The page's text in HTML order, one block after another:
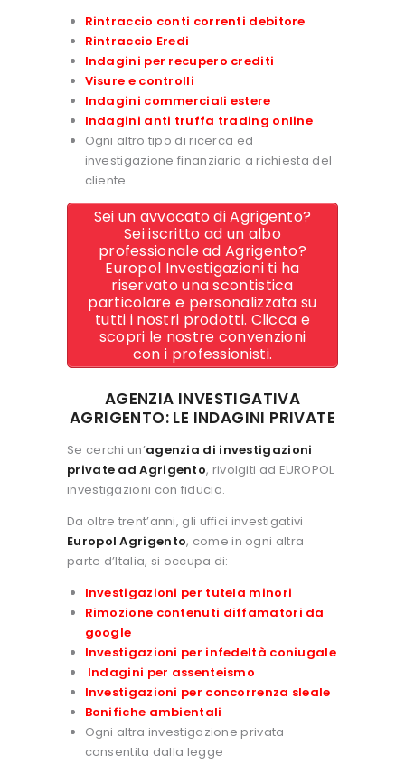
Rintraccio conti correnti debitore
Rintraccio Eredi
Indagini per recupero crediti
Visure e controlli
Indagini commerciali estere
Indagini anti truffa trading online
Ogni altro tipo di ricerca ed
investigazione finanziaria a richiesta del
cliente.
Sei un avvocato di Agrigento?
Sei iscritto ad un albo
professionale ad Agrigento?
Europol Investigazioni ti ha
riservato una scontistica
particolare e personalizzata su
tutti i nostri prodotti. Clicca e
scopri le nostre convenzioni
con i professionisti.
AGENZIA INVESTIGATIVA
AGRIGENTO: LE INDAGINI PRIVATE
Se cerchi un’agenzia di investigazioni
private ad Agrigento, rivolgiti ad EUROPOL
investigazioni con fiducia.
Da oltre trent’anni, gli uffici investigativi
Europol Agrigento, come in ogni altra
parte d’Italia, si occupa di:
Investigazioni per tutela minori
Rimozione contenuti diffamatori da
google
Investigazioni per infedeltà coniugale
Indagini per assenteismo
Investigazioni per concorrenza sleale
Bonifiche ambientali
Ogni altra investigazione privata
consentita dalla legge